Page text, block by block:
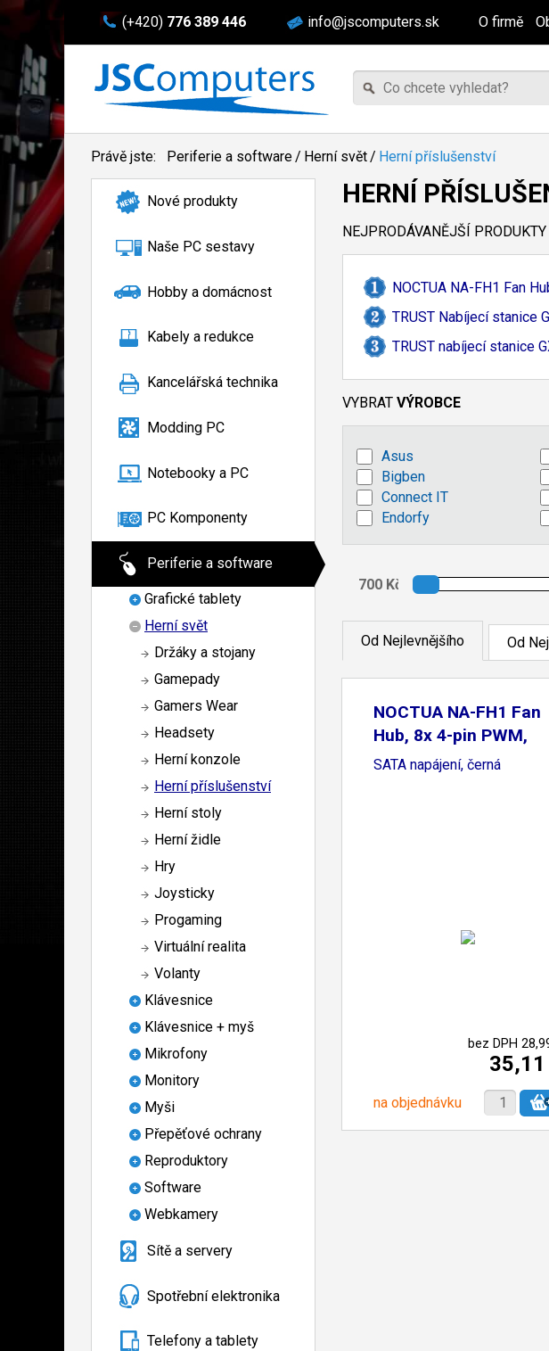
(+420) 776 389 446 info@jscomputers.sk O firmě
Právě jste: Periferie a software/ Herní svět/ Herní příslušenství
Nové produkty
Naše PC sestavy
Hobby a domácnost
Kabely a redukce
Kancelářská technika
Modding PC
Notebooky a PC
PC Komponenty
Periferie a software
Grafické tablety
Herní svět
Držáky a stojany
Gamepady
Gamers Wear
Headsety
Herní konzole
Herní příslušenství
Herní stoly
Herní židle
Hry
Joysticky
Progaming
Virtuální realita
Volanty
Klávesnice
Klávesnice + myš
Mikrofony
Monitory
Myši
Přepěťové ochrany
Reproduktory
Software
Webkamery
Sítě a servery
Spotřební elektronika
Telefony a tablety
HERNÍ
NEJPRODÁVANĚJŠÍ
NOCTUA NA-FH1 Fan
TRUST Nabíjecí stanice
TRUST nabíjecí stanice
VYBRAT VÝROBCE
Asus
Bigben
Connect IT
Endorfy
Od Nejlevnějšího Od
NOCTUA NA-FH1 Fan
Hub, 8x 4-pin PWM,
SATA napájení, černá
bez DPH
35,11
na objednávku